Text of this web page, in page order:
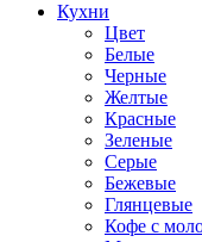
Кухни
Цвет
Белые
Черные
Желтые
Красные
Зеленые
Серые
Бежевые
Глянцевые
Кофе с